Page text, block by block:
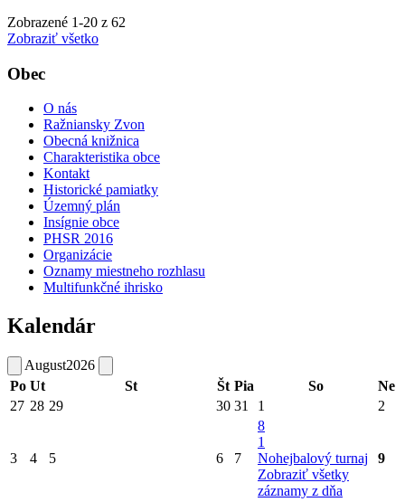
Zobrazené 1-20 z 62
Zobraziť všetko
Obec
O nás
Ražniansky Zvon
Obecná knižnica
Charakteristika obce
Kontakt
Historické pamiatky
Územný plán
Insígnie obce
PHSR 2016
Organizácie
Oznamy miestneho rozhlasu
Multifunkčné ihrisko
Kalendár
August2026
Po Ut St Št Pia So
Ne
27 28 29 30 31 1 2
3 4 5 6 7
8
1
Nohejbalový turnaj
Zobraziť všetky
záznamy z dňa
9